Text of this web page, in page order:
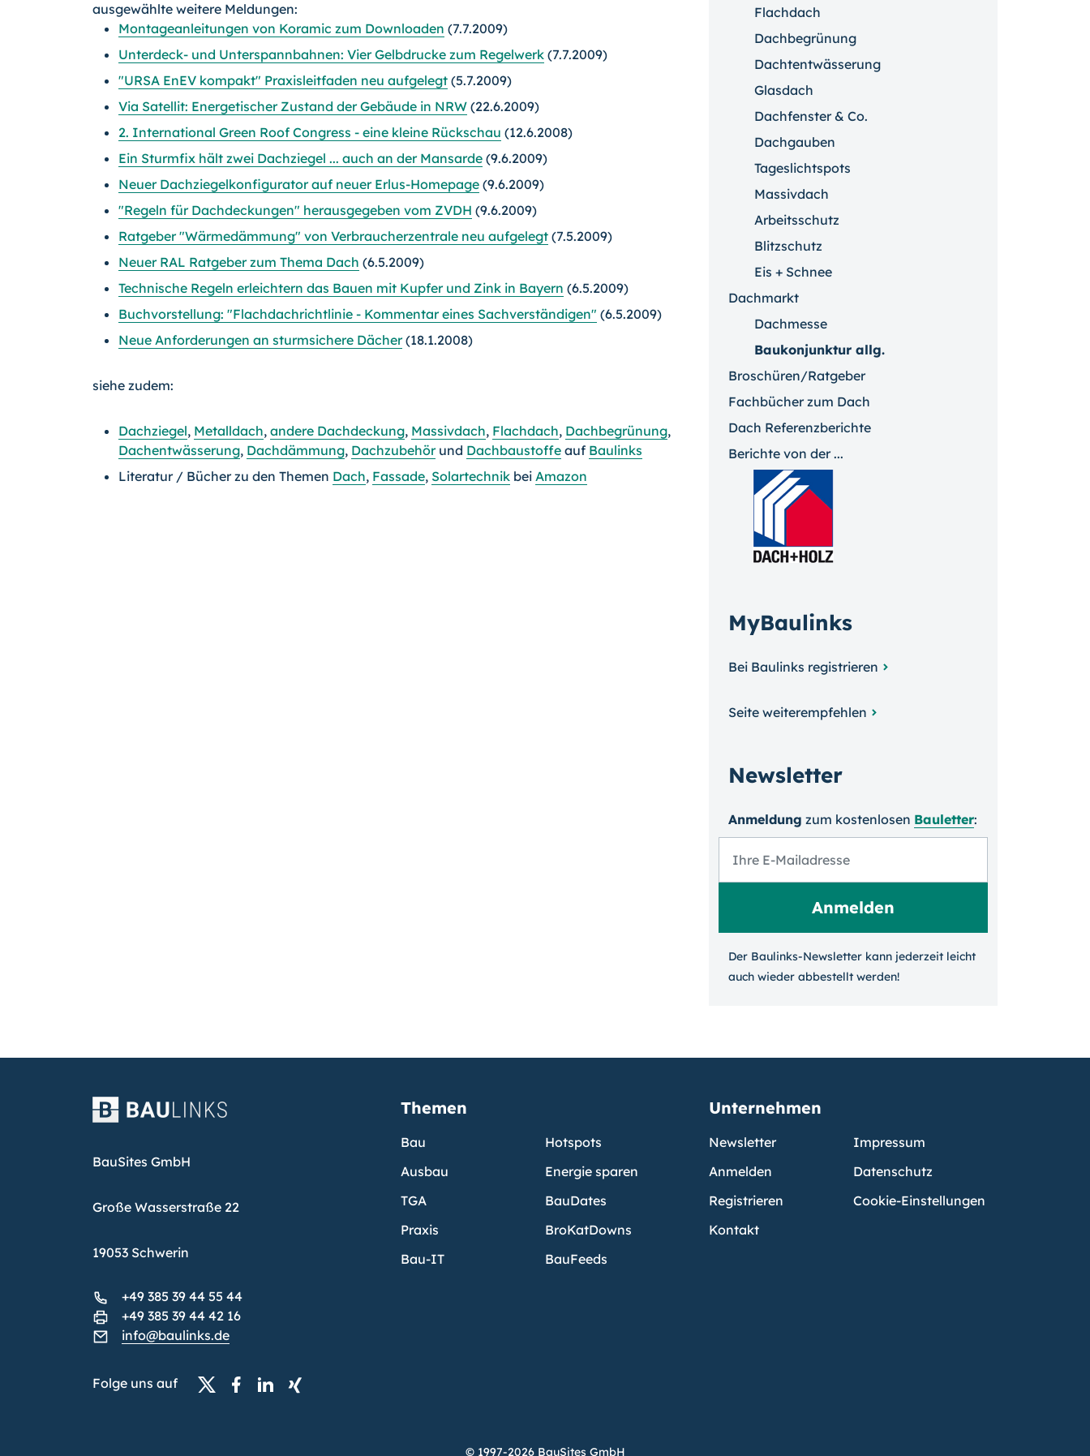
ausgewählte weitere Meldungen:
Montageanleitungen von Koramic zum Downloaden (7.7.2009)
Unterdeck- und Unterspannbahnen: Vier Gelbdrucke zum Regelwerk (7.7.2009)
"URSA EnEV kompakt" Praxisleitfaden neu aufgelegt (5.7.2009)
Via Satellit: Energetischer Zustand der Gebäude in NRW (22.6.2009)
2. International Green Roof Congress - eine kleine Rückschau (12.6.2008)
Ein Sturmfix hält zwei Dachziegel ... auch an der Mansarde (9.6.2009)
Neuer Dachziegelkonfigurator auf neuer Erlus-Homepage (9.6.2009)
"Regeln für Dachdeckungen" herausgegeben vom ZVDH (9.6.2009)
Ratgeber "Wärmedämmung" von Verbraucherzentrale neu aufgelegt (7.5.2009)
Neuer RAL Ratgeber zum Thema Dach (6.5.2009)
Technische Regeln erleichtern das Bauen mit Kupfer und Zink in Bayern (6.5.2009)
Buchvorstellung: "Flachdachrichtlinie - Kommentar eines Sachverständigen" (6.5.2009)
Neue Anforderungen an sturmsichere Dächer(18.1.2008)
siehe zudem:
Dachziegel, Metalldach, andere Dachdeckung, Massivdach, Flachdach, Dachbegrünung,
Dachentwässerung, Dachdämmung, Dachzubehörund Dachbaustoffe auf Baulinks
Literatur / Bücher zu den Themen Dach, Fassade, Solartechnik bei Amazon
Flachdach
Dachbegrünung
Dachtentwässerung
Glasdach
Dachfenster & Co.
Dachgauben
Tageslichtspots
Massivdach
Arbeitsschutz
Blitzschutz
Eis + Schnee
Dachmarkt
Dachmesse
Baukonjunktur allg.
Broschüren/Ratgeber
Fachbücher zum Dach
Dach Referenzberichte
Berichte von der ...
MyBaulinks
Bei Baulinks registrieren
Seite weiterempfehlen
Newsletter
Anmeldung zum kosten­losen Bauletter:
Der Baulinks-Newsletter kann jeder­zeit leicht
auch wieder ab­bestellt werden!
BauSites GmbH
Große Wasserstraße 22
19053 Schwerin
+49 385 39 44 55 44
+49 385 39 44 42 16
info@baulinks.de
Folge uns auf
Themen
Bau
Ausbau
TGA
Praxis
Bau-IT
Hotspots
Energie sparen
BauDates
BroKatDowns
BauFeeds
Unternehmen
Newsletter
Anmelden
Registrieren
Kontakt
Impressum
Datenschutz
Cookie-Einstellungen
© 1997-2026 BauSites GmbH